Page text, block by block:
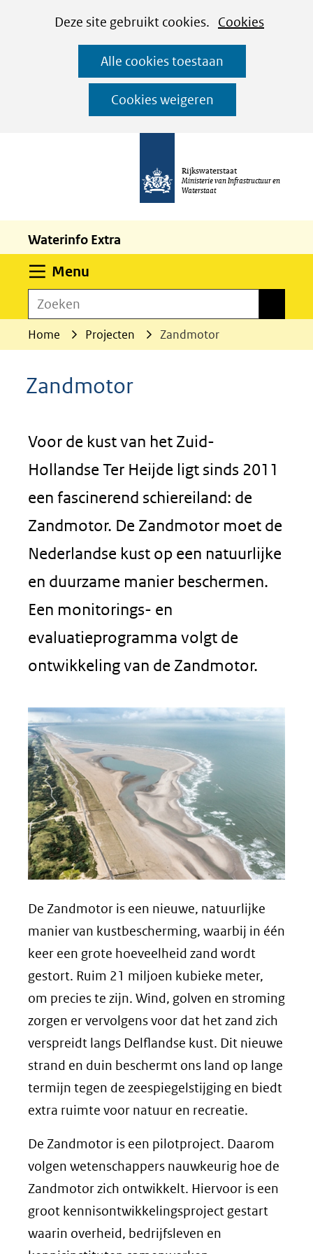
CookiesDeze site gebruikt cookies. Cookies
worden
toegestaan
geweigerd.
Alle cookies toestaan
Cookies weigeren
Ga
naar
de
inhoud
Rijkswaterstaat
Ministerie van Infrastructuur en
Waterstaat
Waterinfo Extra
Menu
Zoeken
Home Projecten Zandmotor
Zandmotor
Voor de kust van het Zuid-
Hollandse Ter Heijde ligt sinds 2011
een fascinerend schiereiland: de
Zandmotor. De Zandmotor moet de
Nederlandse kust op een natuurlijke
en duurzame manier beschermen.
Een monitorings- en
evaluatieprogramma volgt de
ontwikkeling van de Zandmotor.
De Zandmotor is een nieuwe, natuurlijke
manier van kustbescherming, waarbij in één
keer een grote hoeveelheid zand wordt
gestort. Ruim 21 miljoen kubieke meter,
om precies te zijn. Wind, golven en stroming
zorgen er vervolgens voor dat het zand zich
verspreidt langs Delflandse kust. Dit nieuwe
strand en duin beschermt ons land op lange
termijn tegen de zeespiegelstijging en biedt
extra ruimte voor natuur en recreatie.
De Zandmotor is een pilotproject. Daarom
volgen wetenschappers nauwkeurig hoe de
Zandmotor zich ontwikkelt. Hiervoor is een
groot kennisontwikkelingsproject gestart
waarin overheid, bedrijfsleven en